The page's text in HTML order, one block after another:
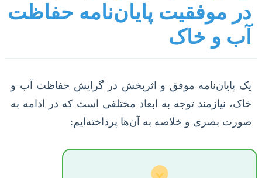
در موفقیت پایان‌نامه حفاظت
آب و خاک
یک پایان‌نامه موفق و اثربخش در گرایش حفاظت آب و
خاک، نیازمند توجه به ابعاد مختلفی است که در ادامه به
صورت بصری و خلاصه به آن‌ها پرداخته‌ایم: